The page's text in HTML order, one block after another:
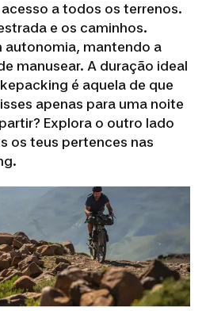
a todos os terrenos.
e os caminhos.
autonomia, mantendo a
manusear. A duração ideal
é aquela de que
apenas para uma noite
Explora o outro lado
os teus pertences nas